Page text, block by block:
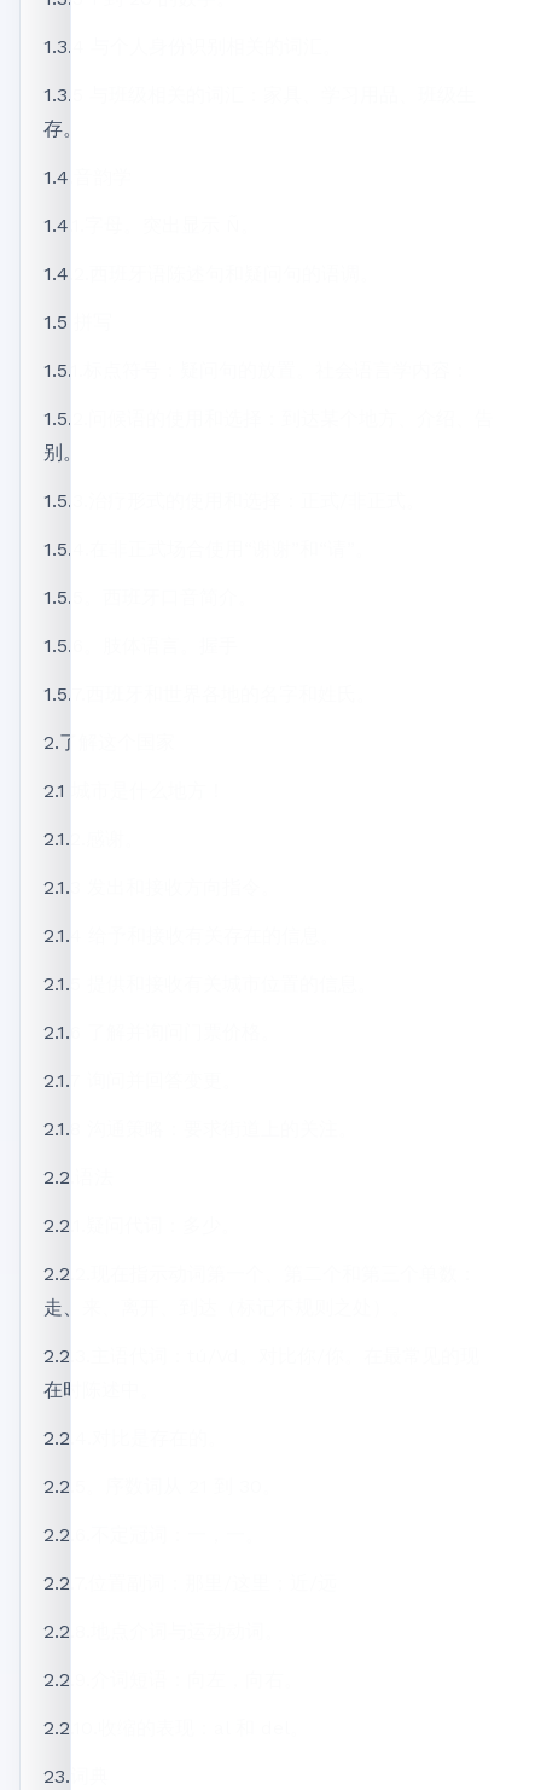
1.3.4 与个人身份识别相关的词汇。
1.3.5 与班级相关的词汇：家具、学习用品、班级生
存。
1.4.音韵学
1.4.1.字母。突出显示 Ñ。
1.4.2.西班牙语陈述句和疑问句的语调。
1.5 拼写
1.5.1.标点符号：疑问句的放置。社会语言学内容：
1.5.2.问候语的使用和选择：到达某个地方、介绍、告
别。
1.5.3.治疗形式的使用和选择：正式/非正式。
1.5.4.在非正式场合使用“谢谢”和“请”。
1.5.5。西班牙口音简介。
1.5.6。肢体语言。握手
1.5.7.西班牙和世界各地的名字和姓氏。
2.了解这个国家
2.1 城市是什么地方！
2.1.2.感谢。
2.1.3 发出和接收方向指令。
2.1.4 给予和接收有关存在的信息。
2.1.5 提供和接收有关城市位置的信息。
2.1.6 了解并询问门票价格。
2.1.7 询问并回答变更。
2.1.8 沟通策略：要求街道上的关注。
2.2.语法
2.2.1.疑问代词：多少。
2.2.2.现在指示动词第一个、第二个和第三个单数：
走、来、离开、到达（标记不规则之处）。
2.2.3.主语代词：tú/Vd。对比你/你。在最常见的现
在时陈述中。
2.2.4.对比是存在的。
2.2.5。序数词从 21 到 30。
2.2.6.不定冠词：一，一。
2.2.7.位置副词：那里/这里；近/远
2.2.8.地点介词与运动动词。
2.2.9.介词短语：向左，向右。
2.2.10.收缩的表现：al 和 del。
23.词典